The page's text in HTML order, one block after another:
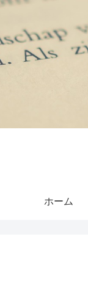
ホーム